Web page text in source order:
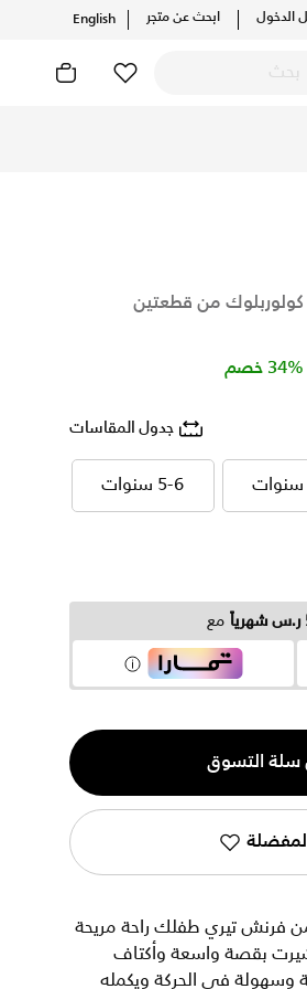
الدخول ابحث عن متجر English
من قطعتين
Price
34% خصم
جدول المقاسات
4-5 سنوات 5-6 سنوات 5-6 سنوات
مع
التسوق
فرنش تيري طفلك راحة مريحة
بقصة واسعة وأكتاف
وسهولة في الحركة ويكمله